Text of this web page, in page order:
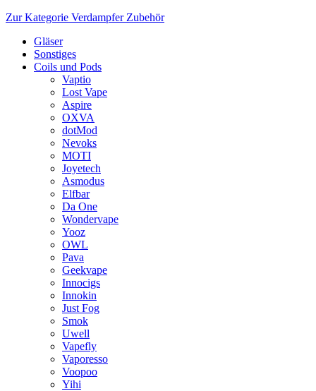
Zur Kategorie Verdampfer Zubehör
Gläser
Sonstiges
Coils und Pods
Vaptio
Lost Vape
Aspire
OXVA
dotMod
Nevoks
MOTI
Joyetech
Asmodus
Elfbar
Da One
Wondervape
Yooz
OWL
Pava
Geekvape
Innocigs
Innokin
Just Fog
Smok
Uwell
Vapefly
Vaporesso
Voopoo
Yihi